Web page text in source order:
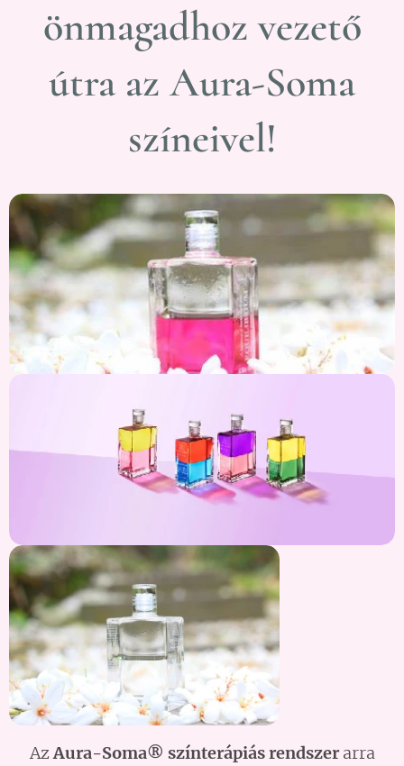
önmagadhoz vezető
útra az Aura-Soma
színeivel!
AzAura-Soma® színterápiás rendszerarra